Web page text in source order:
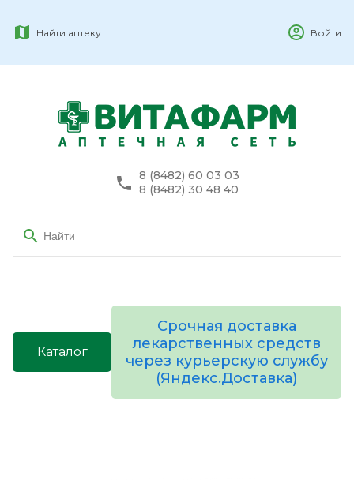
Найти аптеку Войти
8 (8482) 60 03 03
8 (8482) 30 48 40
Каталог
Срочная доставка
лекарственных средств
через курьерскую службу
(Яндекс.Доставка)